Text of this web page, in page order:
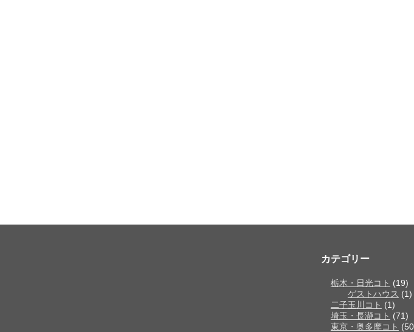
カテゴリー
栃木・日光コト (19)
ゲストハウス (1)
二子玉川コト (1)
埼玉・長瀞コト (71)
東京・奥多摩コト